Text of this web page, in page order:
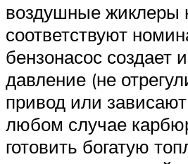
воздушные жиклеры
соответствуют
бензонасос создает
давление (не
привод или
любом случае
готовить богатую